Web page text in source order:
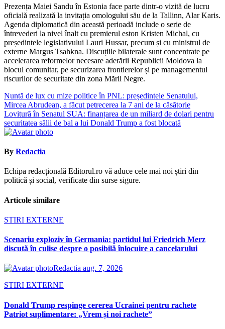
Prezența Maiei Sandu în Estonia face parte dintr-o vizită de lucru
oficială realizată la invitația omologului său de la Tallinn, Alar Karis.
Agenda diplomatică din această perioadă include o serie de
întrevederi la nivel înalt cu premierul eston Kristen Michal, cu
președintele legislativului Lauri Hussar, precum și cu ministrul de
externe Margus Tsahkna. Discuțiile bilaterale sunt concentrate pe
accelerarea reformelor necesare aderării Republicii Moldova la
blocul comunitar, pe securizarea frontierelor și pe managementul
riscurilor de securitate din zona Mării Negre.
Navigare
în
articole
Nuntă de lux cu mize politice în PNL: președintele Senatului,
Mircea Abrudean, a făcut petrecerea la 7 ani de la căsătorie
Lovitură în Senatul SUA: finanțarea de un miliard de dolari pentru
securitatea sălii de bal a lui Donald Trump a fost blocată
By Redactia
Echipa redacțională Editorul.ro vă aduce cele mai noi știri din
politică și social, verificate din surse sigure.
Articole similare
STIRI EXTERNE
Scenariu exploziv în Germania: partidul lui Friedrich Merz
discută în culise despre o posibilă înlocuire a cancelarului
Redactia aug. 7, 2026
STIRI EXTERNE
Donald Trump respinge cererea Ucrainei pentru rachete
Patriot suplimentare: „Vrem și noi rachete”